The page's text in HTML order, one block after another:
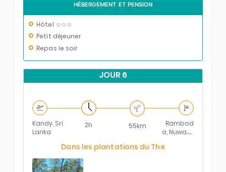
HÉBERGEMENT ET PENSION
Hôtel ☆☆☆
Petit déjeuner
Repas le soir
JOUR 6
2h 55km
Kandy, Sri
Lanka
Rambod
a, Nuwara
Dans les plantations du The